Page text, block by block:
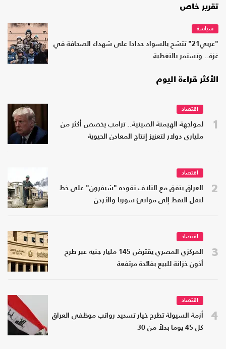
تقرير خاص
سياسة
"عربي21" تتشح بالسواد حدادا على شهداء الصحافة في
غزة.. وتستمر بالتغطية
الأكثر قراءة اليوم
1
اقتصاد
لمواجهة الهيمنة الصينية.. ترامب يخصص أكثر من
ملياري دولار لتعزيز إنتاج المعادن الحيوية
2
اقتصاد
العراق يتفق مع ائتلاف تقوده "شيفرون" على خط
لنقل النفط إلى موانئ سوريا والأردن
3
اقتصاد
المركزي المصري يقترض 145 مليار جنيه عبر طرح
أذون خزانة للبيع بفائدة مرتفعة
4
اقتصاد
أزمة السيولة تطرح خيار تسديد رواتب موظفي العراق
كل 45 يوما بدلاً من 30